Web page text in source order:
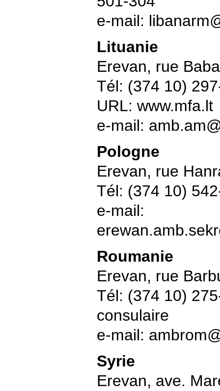
e-mail:
Lituanie
Erevan, rue
Tél: (374 10)
URL: www.mfa.lt
e-mail:
Pologne
Erevan, rue
Tél: (374 10)
e-mail:
Roumanie
Erevan, rue
Tél: (374 10)
consulaire
e-mail:
Syrie
Erevan, ave.